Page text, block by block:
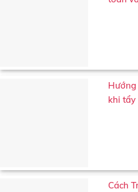
Hướng
khi tẩy
Cách